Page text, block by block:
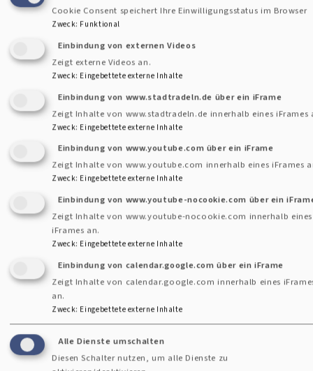
„Bei einer andächtigen Musique ist alle Zeit Gott mit seiner
Gnadengegenwart“ (J. S. Bach)
E-
Mail
an
das
Fußbereichsmenü
Impressum
Cookie-Einstellungen
Newsletter
Datenschutzerklärung
Barrierefreiheitserklärung
Anmelden
Cookie Consent speichert Ihre Einwilligungsstatus im Browser
Zweck: Funktional
Einbindung von externen Videos
Zeigt externe Videos an.
Zweck: Eingebettete externe Inhalte
Einbindung von www.stadtradeln.de über ein iFrame
Zeigt Inhalte von www.stadtradeln.de innerhalb eines iFrames
Zweck: Eingebettete externe Inhalte
Einbindung von www.youtube.com über ein iFrame
Zeigt Inhalte von www.youtube.com innerhalb eines iFrames
Zweck: Eingebettete externe Inhalte
Einbindung von www.youtube-nocookie.com über ein
Zeigt Inhalte von www.youtube-nocookie.com innerhalb eines
iFrames an.
Zweck: Eingebettete externe Inhalte
Einbindung von calendar.google.com über ein iFrame
Zeigt Inhalte von calendar.google.com innerhalb eines
an.
Zweck: Eingebettete externe Inhalte
Alle Dienste umschalten
Diesen Schalter nutzen, um alle Dienste zu